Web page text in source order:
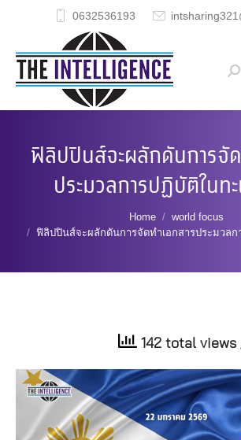
0632536193
ฟิลิปปินส์จะผลักดันการจัด
ประมวลการปฏิบัติในท
Home
world focus
ฟิลิปปินส์จะผลักดันการจัดทำเอกสารประมวลก
142 total views